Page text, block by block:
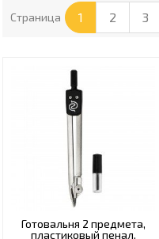
КНИГИ
СРЕДСТВА ИНДИВИД.
ЗАЩИТЫ (СИЗ)
ХОББИ И ТВОРЧЕСТВО
ЭЛЕКТРОНИКА
Страница 1 2 3
Готовальня 2 предмета,
пластиковый пенал,